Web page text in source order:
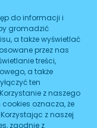
do informacji i
gromadzić
a także wyświetlać
przez nas
treści,
a także
ten
z naszego
oznacza, że
z naszej
zgodnie z
Cookies